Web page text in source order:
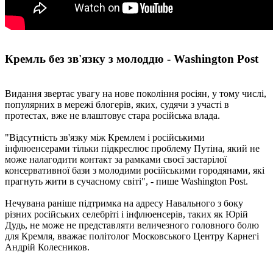
Кремль без зв'язку з молоддю - Washington Post
Видання звертає увагу на нове покоління росіян, у тому числі,
популярних в мережі блогерів, яких, судячи з участі в
протестах, вже не влаштовує стара російська влада.
"Відсутність зв'язку між Кремлем і російськими
інфлюенсерами тільки підкреслює проблему Путіна, який не
може налагодити контакт за рамками своєї застарілої
консервативної бази з молодими російськими городянами, які
прагнуть жити в сучасному світі", - пише Washington Post.
Нечувана раніше підтримка на адресу Навального з боку
різних російських селебріті і інфлюенсерів, таких як Юрій
Дудь, не може не представляти величезного головного болю
для Кремля, вважає політолог Московського Центру Карнегі
Андрій Колесников.